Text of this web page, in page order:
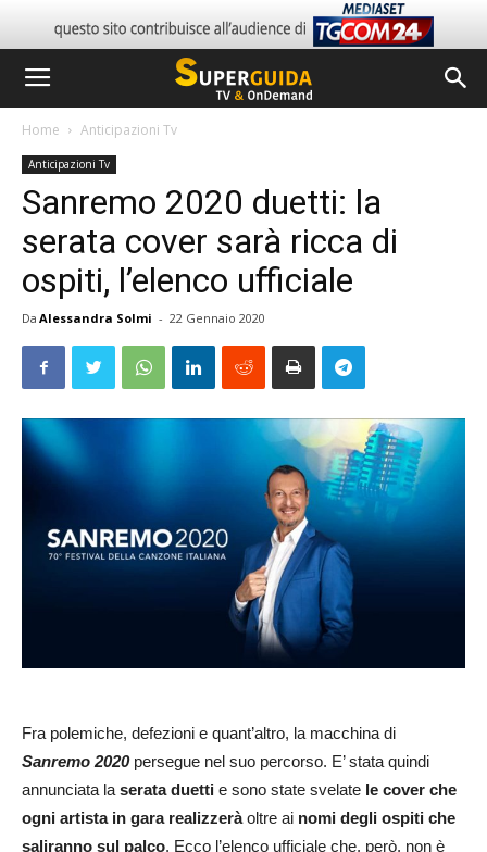
Home Anticipazioni Tv
Anticipazioni Tv
Sanremo 2020 duetti: la
serata cover sarà ricca di
ospiti, l’elenco ufficiale
Da Alessandra Solmi - 22 Gennaio 2020
Fra polemiche, defezioni e quant’altro, la macchina di
Sanremo 2020persegue nel suo percorso. E’ stata quindi
annunciata la serata duetti e sono state svelate le cover che
ogni artista in gara realizzeràoltre ai nomi degli ospiti che
saliranno sul palco. Ecco l’elenco ufficiale che, però, non è